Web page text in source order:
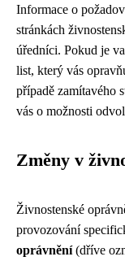
Informace o
stránkách
úředníci. Pokud je
list, který vás
případě zamítavého
vás o možnosti
Změny v
Živnostenské
provozování
oprávnění(dříve